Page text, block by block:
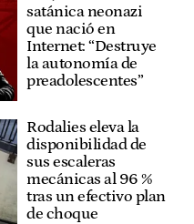
satánica neonazi
que nació en
Internet: “Destruye
la autonomía de
preadolescentes”
Rodalies eleva la
disponibilidad de
sus escaleras
mecánicas al 96 %
tras un efectivo plan
de choque